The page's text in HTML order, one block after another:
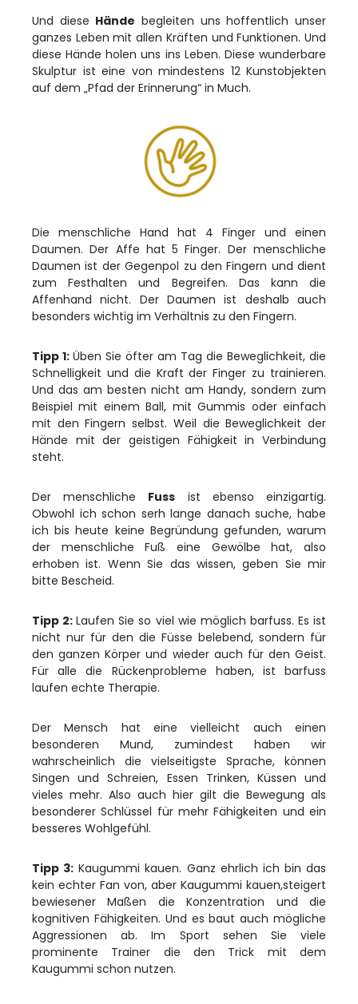
Und diese Hände begleiten uns hoffentlich unser
ganzes Leben mit allen Kräften und Funktionen. Und
diese Hände holen uns ins Leben. Diese wunderbare
Skulptur ist eine von mindestens 12 Kunstobjekten
auf dem „Pfad der Erinnerung“ in Much.
Die menschliche Hand hat 4 Finger und einen
Daumen. Der Affe hat 5 Finger. Der menschliche
Daumen ist der Gegenpol zu den Fingern und dient
zum Festhalten und Begreifen. Das kann die
Affenhand nicht. Der Daumen ist deshalb auch
besonders wichtig im Verhältnis zu den Fingern.
Tipp 1: Üben Sie öfter am Tag die Beweglichkeit, die
Schnelligkeit und die Kraft der Finger zu trainieren.
Und das am besten nicht am Handy, sondern zum
Beispiel mit einem Ball, mit Gummis oder einfach
mit den Fingern selbst. Weil die Beweglichkeit der
Hände mit der geistigen Fähigkeit in Verbindung
steht.
Der menschliche Fuss ist ebenso einzigartig.
Obwohl ich schon serh lange danach suche, habe
ich bis heute keine Begründung gefunden, warum
der menschliche Fuß eine Gewölbe hat, also
erhoben ist. Wenn Sie das wissen, geben Sie mir
bitte Bescheid.
Tipp 2:Laufen Sie so viel wie möglich barfuss. Es ist
nicht nur für den die Füsse belebend, sondern für
den ganzen Körper und wieder auch für den Geist.
Für alle die Rückenprobleme haben, ist barfuss
laufen echte Therapie.
Der Mensch hat eine vielleicht auch einen
besonderen Mund, zumindest haben wir
wahrscheinlich die vielseitigste Sprache, können
Singen und Schreien, Essen Trinken, Küssen und
vieles mehr. Also auch hier gilt die Bewegung als
besonderer Schlüssel für mehr Fähigkeiten und ein
besseres Wohlgefühl.
Tipp 3: Kaugummi kauen. Ganz ehrlich ich bin das
kein echter Fan von, aber Kaugummi kauen,steigert
bewiesener Maßen die Konzentration und die
kognitiven Fähigkeiten. Und es baut auch mögliche
Aggressionen ab. Im Sport sehen Sie viele
prominente Trainer die den Trick mit dem
Kaugummi schon nutzen.